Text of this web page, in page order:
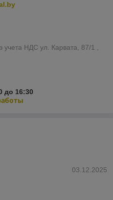
учета НДС ул. Карвата, 87/1 ,
до 16:30
03.12.2025